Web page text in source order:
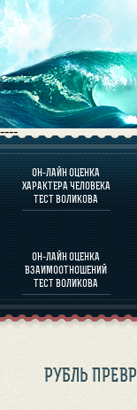
----
ОН-ЛАЙН ОЦЕНКА
ХАРАКТЕРА ЧЕЛОВЕКА
ТЕСТ ВОЛИКОВА
ОН-ЛАЙН ОЦЕНКА
ВЗАИМООТНОШЕНИЙ
ТЕСТ ВОЛИКОВА
ОЦЕНКА
РУБЛЬ